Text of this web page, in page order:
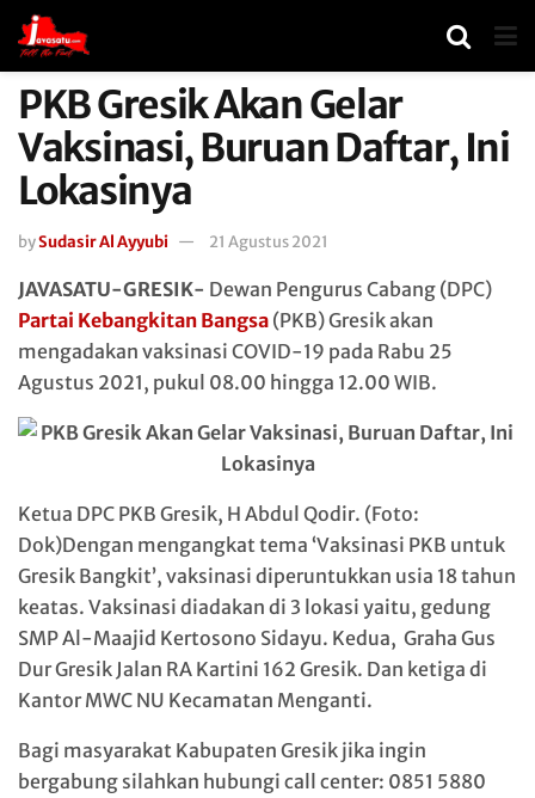
PKB Gresik Akan Gelar
Vaksinasi, Buruan Daftar, Ini
Lokasinya
bySudasir Al Ayyubi 21 Agustus 2021
JAVASATU-GRESIK- Dewan Pengurus Cabang (DPC)
Partai Kebangkitan Bangsa (PKB) Gresik akan
mengadakan vaksinasi COVID-19 pada Rabu 25
Agustus 2021, pukul 08.00 hingga 12.00 WIB.
Ketua DPC PKB Gresik, H Abdul Qodir. (Foto:
Dok)Dengan mengangkat tema ‘Vaksinasi PKB untuk
Gresik Bangkit’, vaksinasi diperuntukkan usia 18 tahun
keatas. Vaksinasi diadakan di 3 lokasi yaitu, gedung
SMP Al-Maajid Kertosono Sidayu. Kedua, Graha Gus
Dur Gresik Jalan RA Kartini 162 Gresik. Dan ketiga di
Kantor MWC NU Kecamatan Menganti.
Bagi masyarakat Kabupaten Gresik jika ingin
bergabung silahkan hubungi call center: 0851 5880